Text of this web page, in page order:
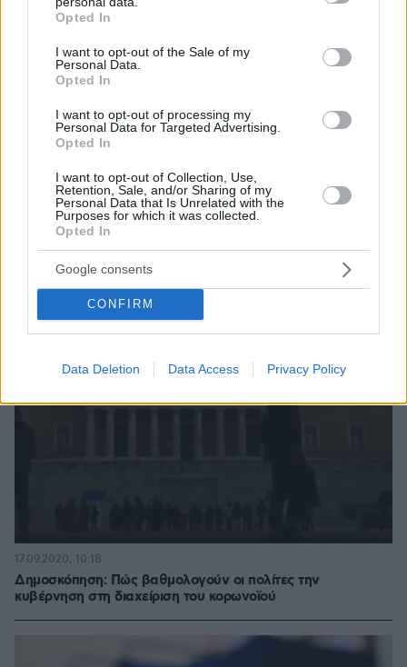
grant or deny consent to Google and its third-party tags to
use your data for below specified purposes in below Google
consent section.
Opted In
I want to opt-out of the Sale of my
Personal Data.
Opted In
I want to opt-out of processing my
Personal Data for Targeted Advertising.
Opted In
I want to opt-out of Collection, Use,
Retention, Sale, and/or Sharing of my
Personal Data that Is Unrelated with the
Purposes for which it was collected.
Opted In
Google consents
CONFIRM
Data Deletion Data Access Privacy Policy
Σχετικά Άρθρα
Δημοσκόπηση: Πώς βαθμολογούν οι πολίτες την
κυβέρνηση στη διαχείριση του κορωνοϊού
17.09.2020, 10:18
και μάθετε πρώτοι όλες τις ειδήσεις
Δείτε όλες τις τελευταίεςΕιδήσεις
από την Ελλάδα
και τον Κόσμο, τη στιγμή που συμβαίνουν, στο